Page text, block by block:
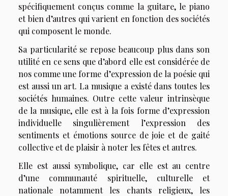
spécifiquement conçus comme la guitare, le piano
et bien d’autres qui varient en fonction des sociétés
qui composent le monde.
Sa particularité se repose beaucoup plus dans son
utilité en ce sens que d’abord elle est considérée de
nos comme une forme d’expression de la poésie qui
est aussi un art. La musique a existé dans toutes les
sociétés humaines. Outre cette valeur intrinsèque
de la musique, elle est à la fois forme d’expression
individuelle singulièrement l’expression des
sentiments et émotions source de joie et de gaité
collective et de plaisir à noter les fêtes et autres.
Elle est aussi symbolique, car elle est au centre
d’une communauté spirituelle, culturelle et
nationale notamment les chants religieux, les